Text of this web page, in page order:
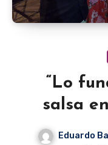
“Lo
salsa
Eduardo